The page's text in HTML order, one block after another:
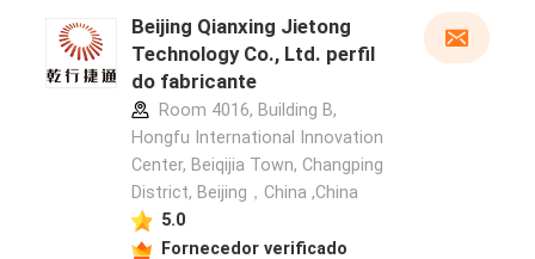
Beijing Qianxing Jietong
Technology Co., Ltd. perfil
do fabricante
Room 4016, Building B,
Hongfu International Innovation
Center, Beiqijia Town, Changping
District, Beijing，China ,China
5.0
Fornecedor verificado